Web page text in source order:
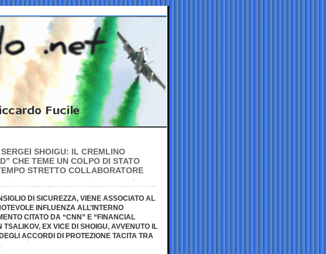
SHOIGU: IL CREMLINO
CHE TEME UN COLPO DI STATO
STRETTO COLLABORATORE
DI SICUREZZA, VIENE ASSOCIATO AL
INFLUENZA ALL’INTERNO
CITATO DA “CNN” E “FINANCIAL
EX VICE DI SHOIGU, AVVENUTO IL
ACCORDI DI PROTEZIONE TACITA TRA